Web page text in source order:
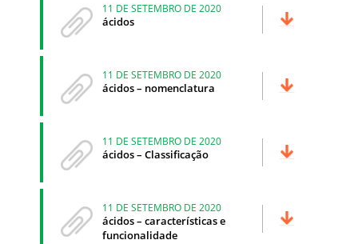
11 DE SETEMBRO DE 2020
ácidos
11 DE SETEMBRO DE 2020
ácidos – nomenclatura
11 DE SETEMBRO DE 2020
ácidos – Classificação
11 DE SETEMBRO DE 2020
ácidos – características e
funcionalidade